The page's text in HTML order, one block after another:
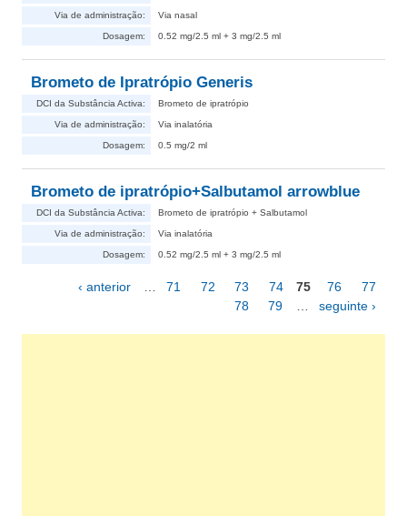
Via de administração: Via nasal
Dosagem: 0.52 mg/2.5 ml + 3 mg/2.5 ml
Brometo de Ipratrópio Generis
DCI da Substância Activa: Brometo de ipratrópio
Via de administração: Via inalatória
Dosagem: 0.5 mg/2 ml
Brometo de ipratrópio+Salbutamol arrowblue
DCI da Substância Activa: Brometo de ipratrópio + Salbutamol
Via de administração: Via inalatória
Dosagem: 0.52 mg/2.5 ml + 3 mg/2.5 ml
Páginas‹ anterior 71 72 73 74 75 76
77
78
79 seguinte ›